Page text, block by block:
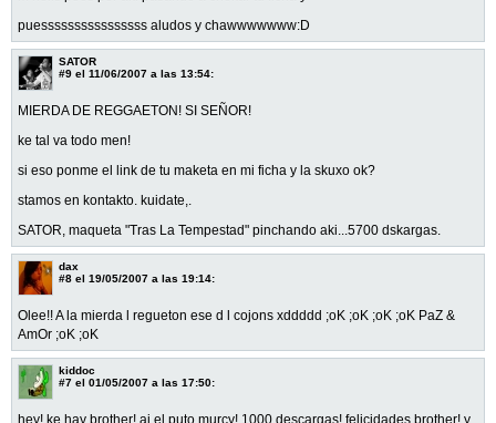
puessssssssssssssss aludos y chawwwwwww:D
SATOR
#9 el 11/06/2007 a las 13:54:
MIERDA DE REGGAETON! SI SEÑOR!
ke tal va todo men!
si eso ponme el link de tu maketa en mi ficha y la skuxo ok?
stamos en kontakto. kuidate,.
SATOR, maqueta "Tras La Tempestad" pinchando aki...5700 dskargas.
dax
#8 el 19/05/2007 a las 19:14:
Olee!! A la mierda l regueton ese d l cojons xddddd ;oK ;oK ;oK ;oK PaZ &
AmOr ;oK ;oK
kiddoc
#7 el 01/05/2007 a las 17:50:
hey! ke hay brother! ai el puto murcy! 1000 descargas! felicidades brother! y